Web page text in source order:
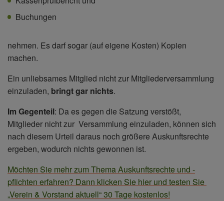
Buchungen
nehmen. Es darf sogar (auf eigene Kosten) Kopien
machen.
Ein unliebsames Mitglied nicht zur Mitgliederversammlung
einzuladen, bringt gar nichts.
Im Gegenteil: Da es gegen die Satzung verstößt,
Mitglieder nicht zur Versammlung einzuladen, können sich
nach diesem Urteil daraus noch größere Auskunftsrechte
ergeben, wodurch nichts gewonnen ist.
Möchten Sie mehr zum Thema Auskunftsrechte und -
pflichten erfahren? Dann klicken Sie hier und testen Sie
„Verein & Vorstand aktuell“ 30 Tage kostenlos!